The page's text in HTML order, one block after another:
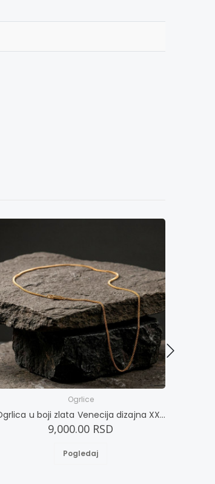
Ogrlice
Ogrlica u boji zlata Venecija dizajna XXXXL
9,000.00 RSD
Pogledaj